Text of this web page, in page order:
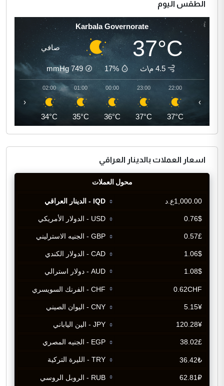
الطقس اليوم
Karbala Governorate
37°C صافي
4.5 م\ث 17%
749
mmHg
22:00
37°C
23:00
37°C
00:00
36°C
01:00
35°C
02:00
34°C
‹ ›
اسعار العملات بالدينار العراقي